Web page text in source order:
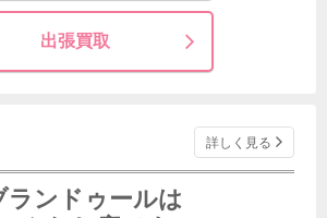
出張買取
詳しく見る
ランドゥールは